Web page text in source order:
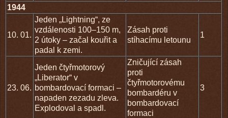
1944
10. 01.
Jeden „Lightning“, ze
vzdálenosti 100–150 m,
2 útoky – začal kouřit a
padal k zemi.
Zásah proti
stíhacímu letounu
1
23. 06.
Jeden čtyřmotorový
„Liberator“ v
bombardovací formaci –
napaden zezadu zleva.
Explodoval a spadl.
Zničující zásah
proti
čtyřmotorovému
bombardéru v
bombardovací
formaci
3